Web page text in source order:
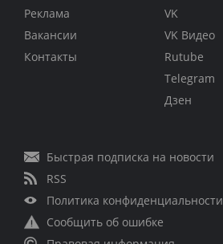
Реклама
Вакансии
Контакты
VK
VK Видео
Rutube
Telegram
Дзен
Быстрая подписка на новости
RSS
Политика конфиденциальности
Сообщить об ошибке